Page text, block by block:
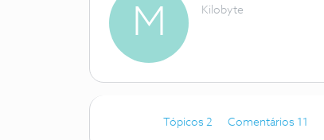
M Kilobyte
Tópicos 2 Comentários 11